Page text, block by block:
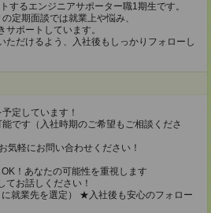
するエンジニアサポーター職1期生です。
定期面談では就業上や悩み、
サポートしています。
ただけるよう、入社後もしっかりフォローし
定しています！
です（入社時期のご希望もご相談くださ
気軽にお問い合わせください！
あなたの可能性を重視します
お話しください！
就業先を選定） ★入社後も安心のフォロー